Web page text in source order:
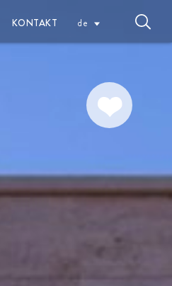
KONTAKT de
EUR (€)